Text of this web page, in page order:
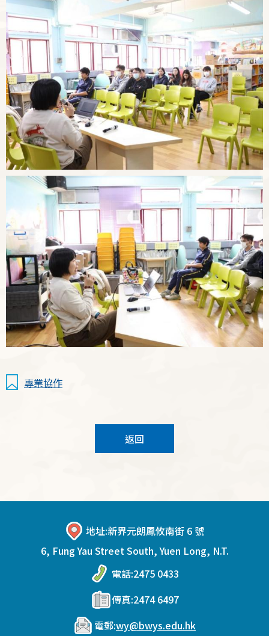
專業協作
返回
地址:新界元朗鳳攸南街 6 號
6, Fung Yau Street South, Yuen Long, N.T.
電話:2475 0433
傳真:2474 6497
電郵:wy@bwys.edu.hk